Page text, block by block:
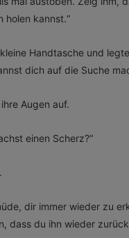
holen kannst.“
Handtasche und
dich auf die Suche
Augen auf.
einen Scherz?“
dir immer wieder zu
dass du ihn wieder